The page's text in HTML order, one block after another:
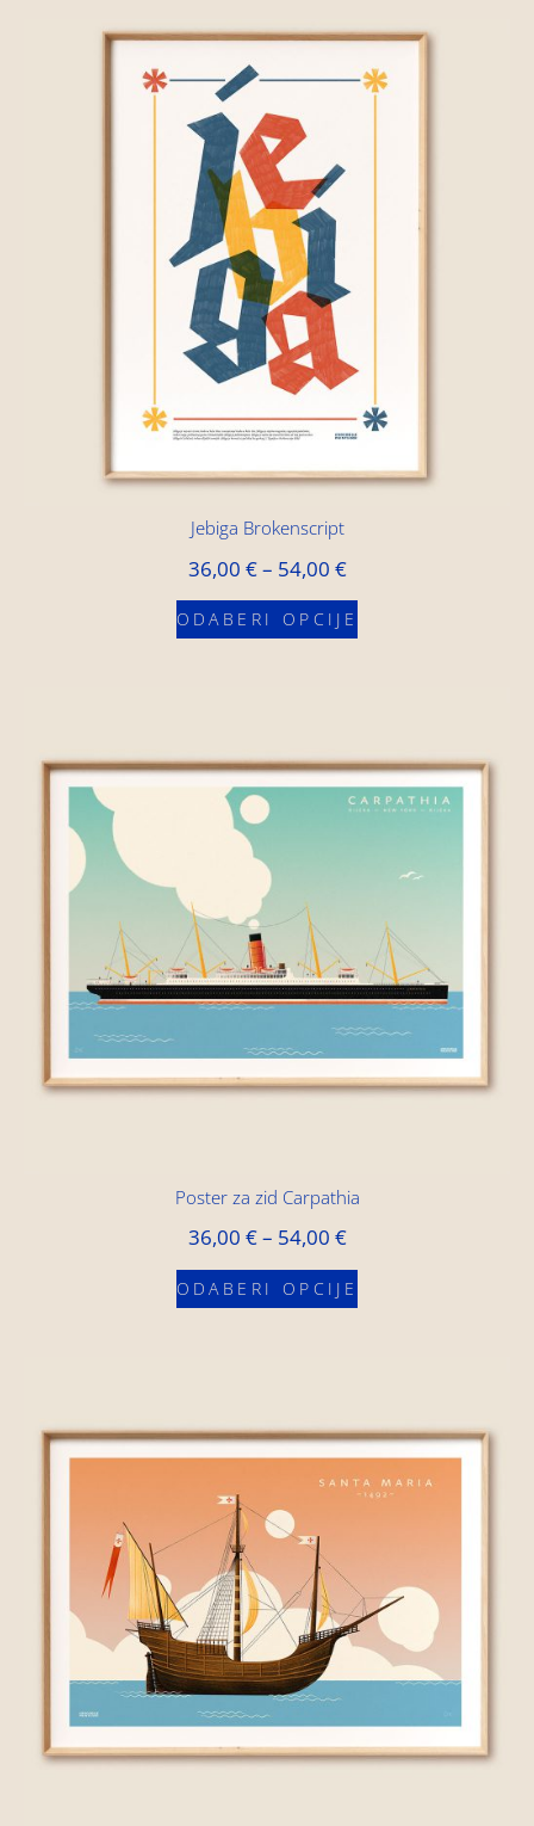
Jebiga Brokenscript
36,00 €– 54,00 €
ODABERI OPCIJE
Poster za zid Carpathia
36,00 €– 54,00 €
ODABERI OPCIJE